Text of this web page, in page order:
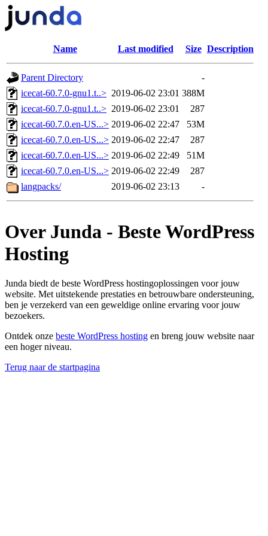
Name Last modified Size Description
Parent Directory
-
icecat-60.7.0-gnu1.t..> 2019-06-02 23:01 388M
icecat-60.7.0-gnu1.t..> 2019-06-02 23:01
287
icecat-60.7.0.en-US...> 2019-06-02 22:47
53M
icecat-60.7.0.en-US...> 2019-06-02 22:47
287
icecat-60.7.0.en-US...> 2019-06-02 22:49
51M
icecat-60.7.0.en-US...> 2019-06-02 22:49
287
langpacks/
2019-06-02 23:13 -
Over Junda - Beste WordPress
Hosting
Junda biedt de beste WordPress hostingoplossingen voor jouw
website. Met uitstekende prestaties en betrouwbare ondersteuning,
ben je verzekerd van een geweldige online ervaring voor jouw
bezoekers.
Ontdek onze beste WordPress hosting en breng jouw website naar
een hoger niveau.
Terug naar de startpagina